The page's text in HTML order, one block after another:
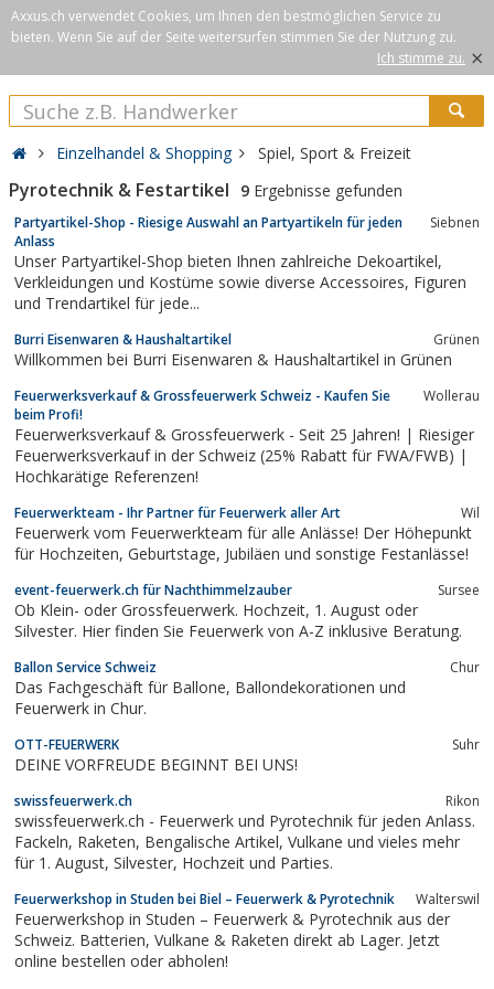
Axxus.ch verwendet Cookies, um Ihnen den bestmöglichen Service zu
bieten. Wenn Sie auf der Seite weitersurfen stimmen Sie der Nutzung zu.
Ich stimme zu. ×
Einzelhandel & Shopping Spiel, Sport & Freizeit
Pyrotechnik & Festartikel 9 Ergebnisse gefunden
Partyartikel-Shop - Riesige Auswahl an Partyartikeln für jeden
Anlass
Siebnen
Unser Partyartikel-Shop bieten Ihnen zahlreiche Dekoartikel,
Verkleidungen und Kostüme sowie diverse Accessoires, Figuren
und Trendartikel für jede...
Burri Eisenwaren & Haushaltartikel Grünen
Willkommen bei Burri Eisenwaren & Haushaltartikel in Grünen
Feuerwerksverkauf & Grossfeuerwerk Schweiz - Kaufen Sie
beim Profi!
Wollerau
Feuerwerksverkauf & Grossfeuerwerk - Seit 25 Jahren! | Riesiger
Feuerwerksverkauf in der Schweiz (25% Rabatt für FWA/FWB) |
Hochkarätige Referenzen!
Feuerwerkteam - Ihr Partner für Feuerwerk aller Art Wil
Feuerwerk vom Feuerwerkteam für alle Anlässe! Der Höhepunkt
für Hochzeiten, Geburtstage, Jubiläen und sonstige Festanlässe!
event-feuerwerk.ch für Nachthimmelzauber Sursee
Ob Klein- oder Grossfeuerwerk. Hochzeit, 1. August oder
Silvester. Hier finden Sie Feuerwerk von A-Z inklusive Beratung.
Ballon Service Schweiz Chur
Das Fachgeschäft für Ballone, Ballondekorationen und
Feuerwerk in Chur.
OTT-FEUERWERK Suhr
DEINE VORFREUDE BEGINNT BEI UNS!
swissfeuerwerk.ch Rikon
swissfeuerwerk.ch - Feuerwerk und Pyrotechnik für jeden Anlass.
Fackeln, Raketen, Bengalische Artikel, Vulkane und vieles mehr
für 1. August, Silvester, Hochzeit und Parties.
Feuerwerkshop in Studen bei Biel – Feuerwerk & Pyrotechnik Walterswil
Feuerwerkshop in Studen – Feuerwerk & Pyrotechnik aus der
Schweiz. Batterien, Vulkane & Raketen direkt ab Lager. Jetzt
online bestellen oder abholen!